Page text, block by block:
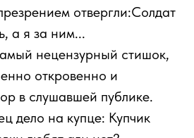
отвергли:Солдат
а я за ним...
нецензурный стишок,
откровенно и
в слушавшей публике.
дело на купце: Купчик